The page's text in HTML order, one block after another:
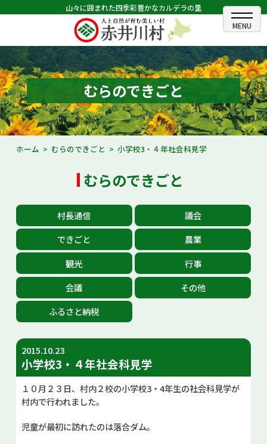
山々に囲まれた四季彩豊かなカルデラの里
ホーム
むらのできごと
むらのプロフィール
くらしの情報
観光・イベント情報
あかいがわ広報
お問い合せ
Select Language
むらのできごと
ホーム むらのできごと 小学校3・４年社会科見学
むらのできごと
村長通信
議会
できごと
農業
観光
行事
会議
その他
ふるさと納税
2015.10.23
小学校3・４年社会科見学
１０月２３日、村内２校の小学校3・4年生の社会科見学が
村内で行われました。
児童が最初に訪れたのは落合ダム。